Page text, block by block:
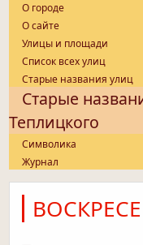
О городе
О сайте
Улицы и площади
Список всех улиц
Старые названия улиц
Старые
Теплицкого
Символика
Журнал